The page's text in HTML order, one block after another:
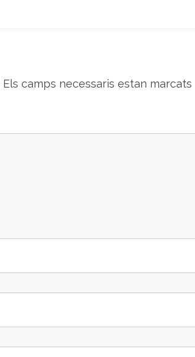
Els camps necessaris estan marcats